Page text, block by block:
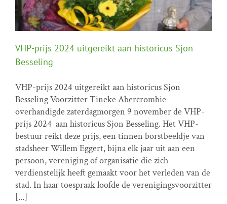
VHP-prijs 2024 uitgereikt aan historicus Sjon
Besseling
VHP prijs
VHP-prijs 2024 uitgereikt aan historicus Sjon
Besseling
VHP-prijs 2024 uitgereikt aan historicus Sjon
Besseling Voorzitter Tineke Abercrombie
overhandigde zaterdagmorgen 9 november de VHP-
prijs 2024 aan historicus Sjon Besseling. Het VHP-
bestuur reikt deze prijs, een tinnen borstbeeldje van
stadsheer Willem Eggert, bijna elk jaar uit aan een
persoon, vereniging of organisatie die zich
verdienstelijk heeft gemaakt voor het verleden van de
stad. In haar toespraak loofde de verenigingsvoorzitter
[...]